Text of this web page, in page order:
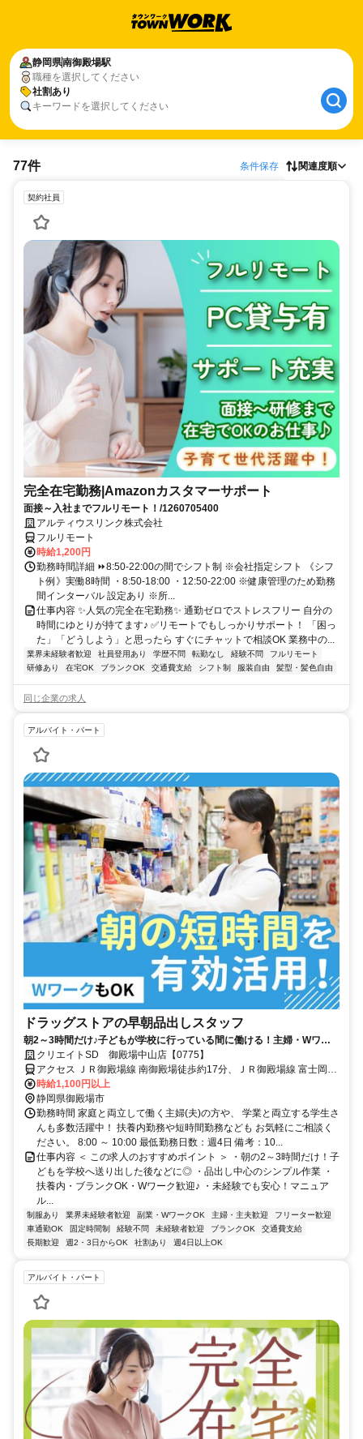
静岡県南御殿場駅
職種を選択してください
社割あり
キーワードを選択してください
77件 条件保存 関連度順
契約社員
完全在宅勤務|Amazonカスタマーサポート
面接～入社までフルリモート！/1260705400
アルティウスリンク株式会社
フルリモート
時給1,200円
勤務時間詳細 ⏩8:50-22:00の間でシフト制 ※会社指定シフト 《シフ
ト例》実働8時間 ・8:50-18:00 ・12:50-22:00 ※健康管理のため勤務
間インターバル 設定あり ※所...
仕事内容 ✨人気の完全在宅勤務✨ 通勤ゼロでストレスフリー 自分の
時間にゆとりが持てます♪ ✅リモートでもしっかりサポート！ 「困っ
た」「どうしよう」と思ったら すぐにチャットで相談OK 業務中の...
業界未経験者歓迎 社員登用あり 学歴不問 転勤なし 経験不問
フルリモート
研修あり
在宅OK ブランクOK 交通費支給 シフト制 服装自由 髪型・髪色自由
同じ企業の求人
アルバイト・パート
ドラッグストアの早朝品出しスタッフ
朝2～3時間だけ♪子どもが学校に行っている間に働ける！主婦・Wワー
ク活躍中
クリエイトSD 御殿場中山店【0775】
アクセス ＪＲ御殿場線 南御殿場徒歩約17分、ＪＲ御殿場線 富士岡徒
歩約19分、ＪＲ御殿場線 御殿場富士山口徒歩約55分
時給1,100円以上
静岡県御殿場市
勤務時間 家庭と両立して働く主婦(夫)の方や、 学業と両立する学生さ
んも多数活躍中！ 扶養内勤務や短時間勤務なども お気軽にご相談く
ださい。 8:00 ～ 10:00 最低勤務日数：週4日 備考：10...
仕事内容 ＜ この求人のおすすめポイント ＞ ・朝の2～3時間だけ！子
どもを学校へ送り出した後などに◎ ・品出し中心のシンプル作業 ・
扶養内・ブランクOK・Wワーク歓迎♪ ・未経験でも安心！マニュア
ル...
制服あり 業界未経験者歓迎 副業・WワークOK 主婦・主夫歓迎
フリーター歓迎
車通勤OK
固定時間制 経験不問 未経験者歓迎 ブランクOK
交通費支給
長期歓迎
週2・3日からOK 社割あり 週4日以上OK
アルバイト・パート